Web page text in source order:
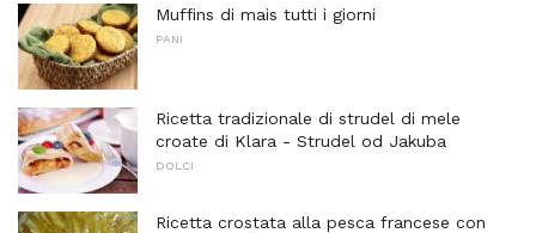
Muffins di mais tutti i giorni
PANI
Ricetta tradizionale di strudel di mele
croate di Klara - Strudel od Jakuba
DOLCI
Ricetta crostata alla pesca francese con